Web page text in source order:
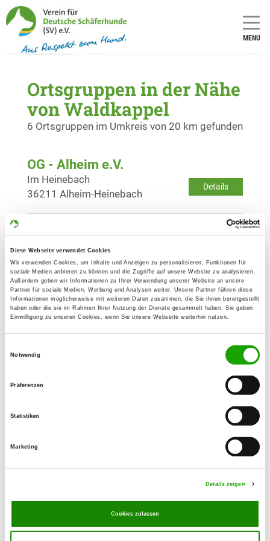
Diese Webseite verwendet Cookies
Wir verwenden Cookies, um Inhalte und Anzeigen zu personalisieren, Funktionen für
soziale Medien anbieten zu können und die Zugriffe auf unsere Website zu analysieren.
Außerdem geben wir Informationen zu Ihrer Verwendung unserer Website an unsere
Partner für soziale Medien, Werbung und Analysen weiter. Unsere Partner führen diese
Informationen möglicherweise mit weiteren Daten zusammen, die Sie ihnen bereitgestellt
haben oder die sie im Rahmen Ihrer Nutzung der Dienste gesammelt haben. Sie geben
Einwilligung zu unseren Cookies, wenn Sie unsere Webseite weiterhin nutzen.
Notwendig
Präferenzen
Statistiken
Marketing
Details zeigen
Cookies zulassen
MENU
Ortsgruppen in der Nähe
von Waldkappel
6 Ortsgruppen im Umkreis von 20 km gefunden
OG - Alheim e.V.
Details
Im Heinebach
36211 Alheim-Heinebach
OG - Bebra
Im Kessel
36179 Bebra
OG - Eschwege
Langenhainer Weg
Details
Kohlenstrasse
OG - Hessisch Lichtenau 1952 e.V.
Hinter dem Güterbahnhof 2
37235 Hessisch-Lichtenau
OG - Nentershausen
Details
36214 Nentershausen